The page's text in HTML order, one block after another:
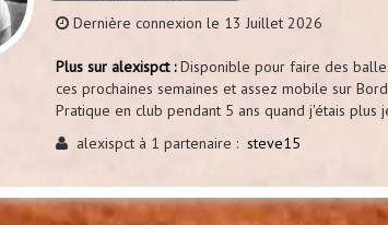
Dernière connexion le 13 Juillet 2026
Plus sur alexispct :Disponible pour faire des
ces prochaines semaines et assez mobile sur
Pratique en club pendant 5 ans quand j'étais plus
alexispct à 1 partenaire :steve15